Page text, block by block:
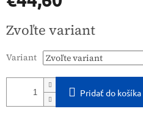
cena:
Zvoľte variant
Variant
Pridať do košíka